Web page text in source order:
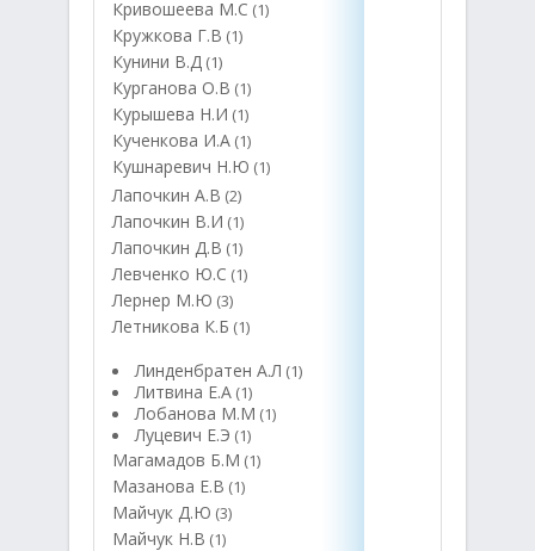
Кривошеева М.С (1)
Кружкова Г.В (1)
Кунини В.Д (1)
Курганова О.В (1)
Курышева Н.И (1)
Кученкова И.А (1)
Кушнаревич Н.Ю (1)
Лапочкин А.В (2)
Лапочкин В.И (1)
Лапочкин Д.В (1)
Левченко Ю.С (1)
Лернер М.Ю (3)
Летникова К.Б (1)
Линденбратен А.Л (1)
Литвина Е.А (1)
Лобанова М.М (1)
Луцевич Е.Э (1)
Магамадов Б.М (1)
Мазанова Е.В (1)
Майчук Д.Ю (3)
Майчук Н.В (1)